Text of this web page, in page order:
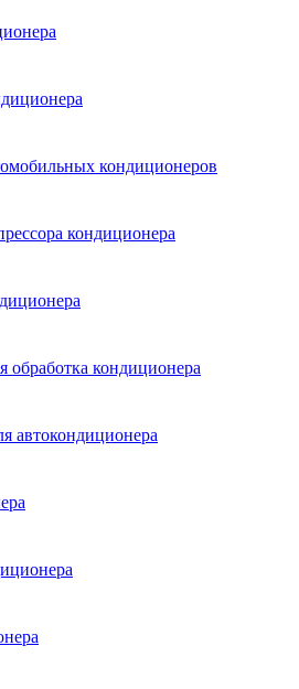
кондиционеров
кондиционера
обработка кондиционера
автокондиционера